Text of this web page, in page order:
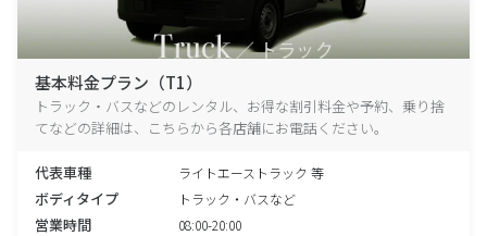
基本料金プラン（T1）
トラック・バスなどのレンタル、お得な割引料金や予約、乗り捨
てなどの詳細は、こちらから各店舗にお電話ください。
代表車種 ライトエーストラック 等
ボディタイプ トラック・バスなど
営業時間 08:00-20:00